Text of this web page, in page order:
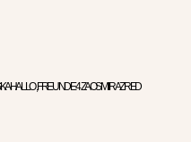
HALLO , FREUNDE 4 ZA OSMI RAZRED